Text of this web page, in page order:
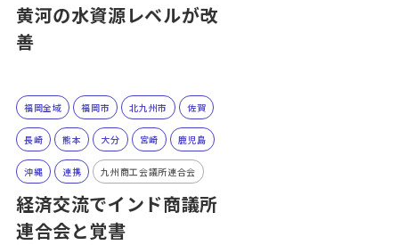
黄河の水資源レベルが改
善
福岡全域 福岡市 北九州市 佐賀
長崎 熊本 大分 宮崎 鹿児島
沖縄 連携 九州商工会議所連合会
経済交流でインド商議所
連合会と覚書